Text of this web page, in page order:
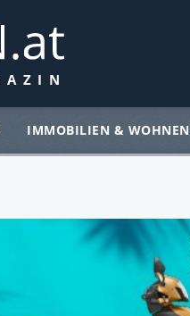
IMMOBILIEN & WOHNEN